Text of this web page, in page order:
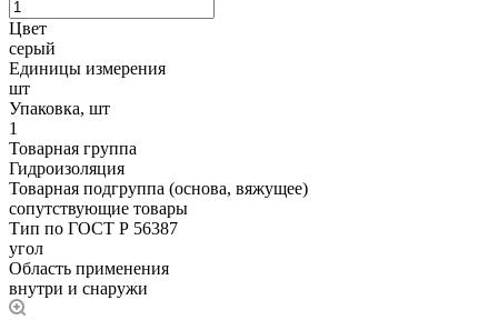
Цвет
серый
Единицы измерения
шт
Упаковка, шт
1
Товарная группа
Гидроизоляция
Товарная подгруппа (основа, вяжущее)
сопутствующие товары
Тип по ГОСТ Р 56387
угол
Область применения
внутри и снаружи